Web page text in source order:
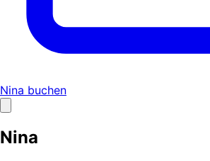
Nina buchen
Nina